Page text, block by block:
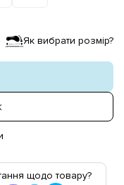
Як вибрати розмір?
щодо товару?